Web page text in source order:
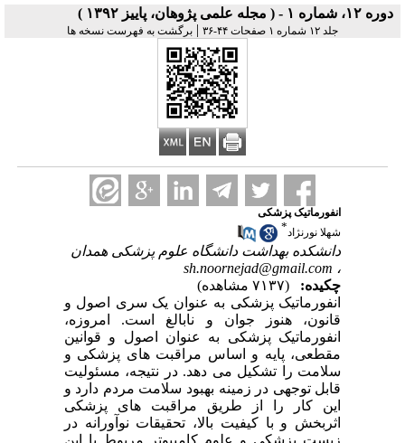
دوره ۱۲، شماره ۱ - ( مجله علمی پژوهان، پاییز ۱۳۹۲ )
جلد ۱۲ شماره ۱ صفحات ۴۴-۳۶ | برگشت به فهرست نسخه ها
انفورماتیک پزشکی
شهلا نورنژاد*
دانشکده بهداشت دانشگاه علوم پزشکی همدان
، sh.noornejad@gmail.com
چکیده:
(۷۱۳۷ مشاهده)
انفورماتیک پزشکی به عنوان یک سری اصول و
قانون، هنوز جوان و نابالغ است. امروزه،
انفورماتیک پزشکی به عنوان اصول و قوانین
مقطعی، پایه و اساس مراقبت های پزشکی و
سلامت را تشکیل می دهد. در نتیجه، مسئولیت
قابل توجهی در زمینه بهبود سلامت مردم دارد و
این کار را از طریق مراقبت های پزشکی
اثربخش و با کیفیت بالا، تحقیقات نوآورانه در
زیست پزشکی و علوم کامپیوتر مربوط با این